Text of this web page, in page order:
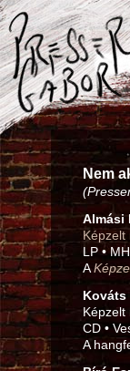
Nem
Almási
Képzelt
LP •
A
Kováts
Képzelt
CD •
A